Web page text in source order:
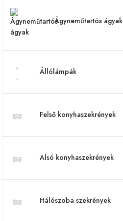
Ágyneműtartós ágyak
Állólámpák
Felső konyhaszekrények
Alsó konyhaszekrények
Hálószoba szekrények